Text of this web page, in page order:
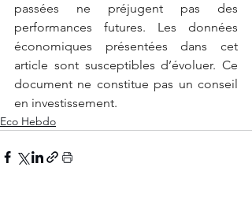
passées ne préjugent pas des
performances futures. Les données
économiques présentées dans cet
article sont susceptibles d’évoluer. Ce
document ne constitue pas un conseil
en investissement.
Eco Hebdo